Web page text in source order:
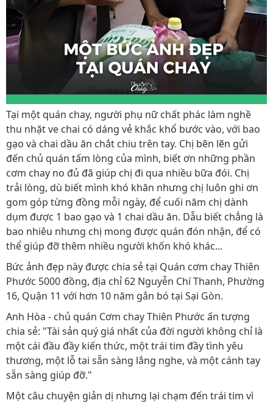
Tại một quán chay, người phụ nữ chất phác làm nghề
thu nhặt ve chai có dáng vẻ khắc khổ bước vào, với bao
gạo và chai dầu ăn chắt chiu trên tay. Chị bẽn lẽn gửi
đến chủ quán tấm lòng của mình, biết ơn những phần
cơm chay no đủ đã giúp chị đi qua nhiều bữa đói. Chị
trải lòng, dù biết mình khó khăn nhưng chị luôn ghi ơn
gom góp từng đồng mỗi ngày, để cuối năm chị dành
dụm được 1 bao gạo và 1 chai dầu ăn. Dẫu biết chẳng là
bao nhiêu nhưng chị mong được quán đón nhận, để có
thể giúp đỡ thêm nhiều người khốn khó khác...
Bức ảnh đẹp này được chia sẻ tại Quán cơm chay Thiên
Phước 5000 đồng, địa chỉ 62 Nguyễn Chí Thanh, Phường
16, Quận 11 với hơn 10 năm gắn bó tại Sại Gòn.
Anh Hòa - chủ quán Cơm chay Thiên Phước ấn tượng
chia sẻ: "Tài sản quý giá nhất của đời người không chỉ là
một cái đầu đầy kiến thức, một trái tim đầy tình yêu
thương, một lỗ tai sẵn sàng lắng nghe, và một cánh tay
sẵn sàng giúp đỡ."
Một câu chuyện giản dị nhưng lại chạm đến trái tim vì